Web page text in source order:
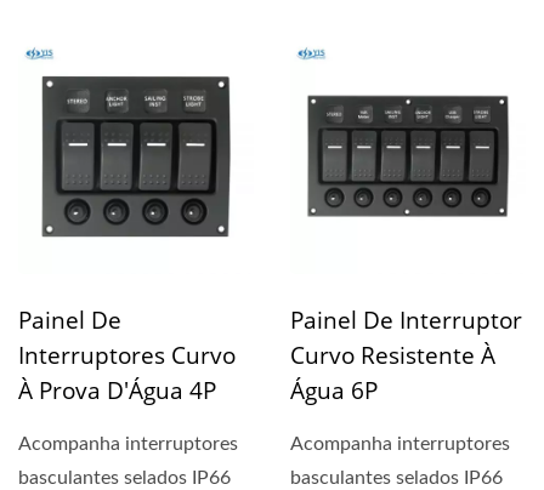
suportar...
suportar...
Painel De
Interruptores Curvo
À Prova D'Água 4P
Acompanha interruptores
basculantes selados IP66
Painel De Interruptor
Curvo Resistente À
Água 6P
Acompanha interruptores
basculantes selados IP66